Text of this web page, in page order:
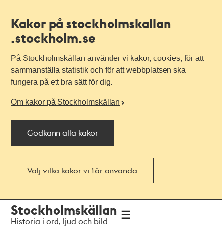
Kakor på stockholmskallan
.stockholm.se
På Stockholmskällan använder vi kakor, cookies, för att
sammanställa statistik och för att webbplatsen ska
fungera på ett bra sätt för dig.
Om kakor på Stockholmskällan
Godkänn alla kakor
Välj vilka kakor vi får använda
navigationen
huvudinnehållet
Stockholmskällan
Historia i ord, ljud och bild